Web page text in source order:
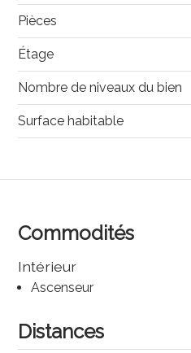
Commodités
Intérieur
Ascenseur
Distances
Pièces
Étage
Nombre de niveaux du bien
Surface habitable